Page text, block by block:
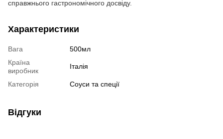
справжнього гастрономічного досвіду.
Характеристики
Вага
500мл
Країна
виробник
Італія
Категорія Соуси та спеції
Відгуки